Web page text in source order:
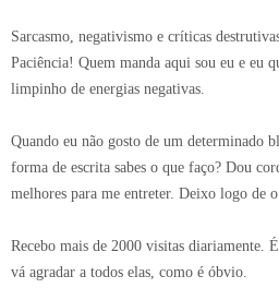
Sarcasmo, negativismo e críticas
Paciência! Quem manda aqui sou eu e eu
limpinho de energias negativas.
Quando eu não gosto de um determinado
forma de escrita sabes o que faço? Dou
melhores para me entreter. Deixo logo de o
Recebo mais de 2000 visitas diariamente.
vá agradar a todos elas, como é óbvio.